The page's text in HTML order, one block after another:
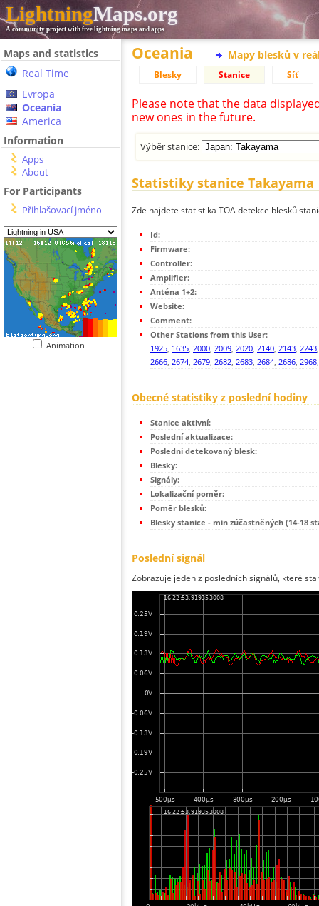
LightningMaps.org
A community project with free lightning maps and apps
Maps and statistics
Real Time
Evropa
Oceania
America
Information
Apps
About
For Participants
Přihlašovací jméno
Animation
Oceania Mapy blesků v
Blesky Stanice Síť
Please note that the data
new ones in the future.
Výběr stanice:
Statistiky stanice Takayama
Zde najdete statistika TOA detekce blesků
Id:
Firmware:
Controller:
Amplifier:
Anténa 1+2:
Website:
Comment:
Other Stations from this User:
1925, 1635, 2000, 2009, 2020, 2140, 2143, 2243
2666, 2674, 2679, 2682, 2683, 2684, 2686, 2968
Obecné statistiky z poslední hodiny
Stanice aktivní:
Poslední aktualizace:
Poslední detekovaný blesk:
Blesky:
Signály:
Lokalizační poměr:
Poměr blesků:
Blesky stanice - min zúčastněných (14-18
Poslední signál
Zobrazuje jeden z posledních signálů, které